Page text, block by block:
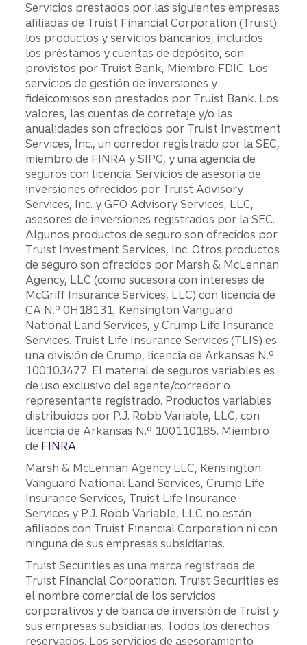
Servicios prestados por las siguientes empresas
afiliadas de Truist Financial Corporation (Truist):
los productos y servicios bancarios, incluidos
los préstamos y cuentas de depósito, son
provistos por Truist Bank, Miembro FDIC. Los
servicios de gestión de inversiones y
fideicomisos son prestados por Truist Bank. Los
valores, las cuentas de corretaje y/o las
anualidades son ofrecidos por Truist Investment
Services, Inc., un corredor registrado por la SEC,
miembro de FINRA y SIPC, y una agencia de
seguros con licencia. Servicios de asesoría de
inversiones ofrecidos por Truist Advisory
Services, Inc. y GFO Advisory Services, LLC,
asesores de inversiones registrados por la SEC.
Algunos productos de seguro son ofrecidos por
Truist Investment Services, Inc. Otros productos
de seguro son ofrecidos por Marsh & McLennan
Agency, LLC (como sucesora con intereses de
McGriff Insurance Services, LLC) con licencia de
CA N.º 0H18131, Kensington Vanguard
National Land Services, y Crump Life Insurance
Services. Truist Life Insurance Services (TLIS) es
una división de Crump, licencia de Arkansas N.º
100103477. El material de seguros variables es
de uso exclusivo del agente/corredor o
representante registrado. Productos variables
distribuidos por P.J. Robb Variable, LLC, con
licencia de Arkansas N.º 100110185. Miembro
de FINRA.
Marsh & McLennan Agency LLC, Kensington
Vanguard National Land Services, Crump Life
Insurance Services, Truist Life Insurance
Services y P.J. Robb Variable, LLC no están
afiliados con Truist Financial Corporation ni con
ninguna de sus empresas subsidiarias.
Truist Securities es una marca registrada de
Truist Financial Corporation. Truist Securities es
el nombre comercial de los servicios
corporativos y de banca de inversión de Truist y
sus empresas subsidiarias. Todos los derechos
reservados. Los servicios de asesoramiento